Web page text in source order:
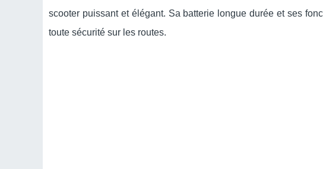
scooter puissant et élégant. Sa batterie longue durée et ses
toute sécurité sur les routes.